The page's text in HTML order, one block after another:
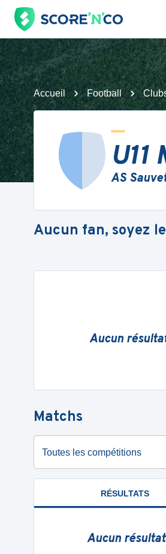
Accueil Football
U11
AS
Aucun fan, soyez
Aucun
Matchs
Toutes les compétitions
RÉSULTATS
Aucun